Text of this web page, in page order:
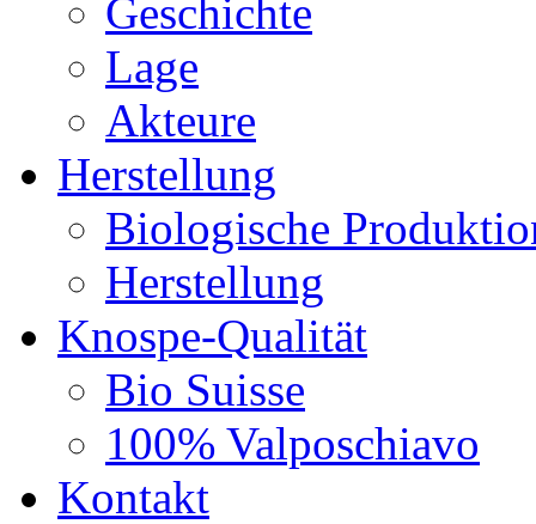
Geschichte
Lage
Akteure
Herstellung
Biologische
Herstellung
Knospe-Qualität
Bio Suisse
100% Valposchiavo
Kontakt